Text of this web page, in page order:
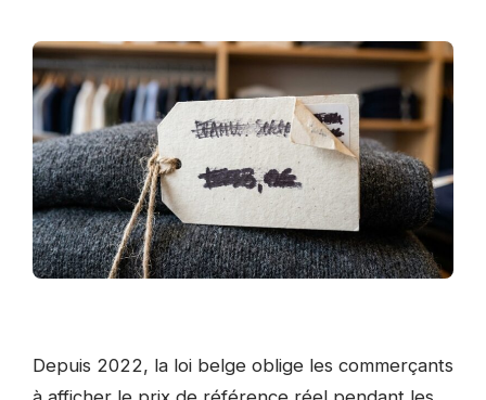
Depuis 2022, la loi belge oblige les commerçants